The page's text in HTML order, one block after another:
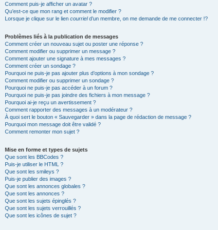
Comment puis-je afficher un avatar ?
Qu’est-ce que mon rang et comment le modifier ?
Lorsque je clique sur le lien courrield’un membre, on me demande de me connecter !?
Problèmes liés à la publication de messages
Comment créer un nouveau sujet ou poster une réponse ?
Comment modifier ou supprimer un message ?
Comment ajouter une signature à mes messages ?
Comment créer un sondage ?
Pourquoi ne puis-je pas ajouter plus d’options à mon sondage ?
Comment modifier ou supprimer un sondage ?
Pourquoi ne puis-je pas accéder à un forum ?
Pourquoi ne puis-je pas joindre des fichiers à mon message ?
Pourquoi ai-je reçu un avertissement ?
Comment rapporter des messages à un modérateur ?
À quoi sert le bouton « Sauvegarder » dans la page de rédaction de message ?
Pourquoi mon message doit être validé ?
Comment remonter mon sujet ?
Mise en forme et types de sujets
Que sont les BBCodes ?
Puis-je utiliser le HTML ?
Que sont les smileys ?
Puis-je publier des images ?
Que sont les annonces globales ?
Que sont les annonces ?
Que sont les sujets épinglés ?
Que sont les sujets verrouillés ?
Que sont les icônes de sujet ?